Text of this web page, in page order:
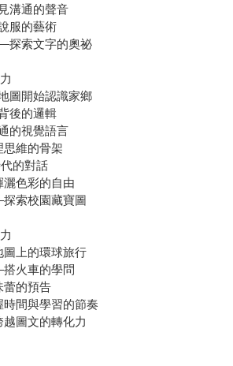
溝通的聲音
服的藝術
探索文字的奧祕
圖開始認識家鄉
後的邏輯
的視覺語言
維的骨架
的對話
色彩的自由
索校園藏寶圖
上的環球旅行
火車的學問
的預告
間與學習的節奏
圖文的轉化力